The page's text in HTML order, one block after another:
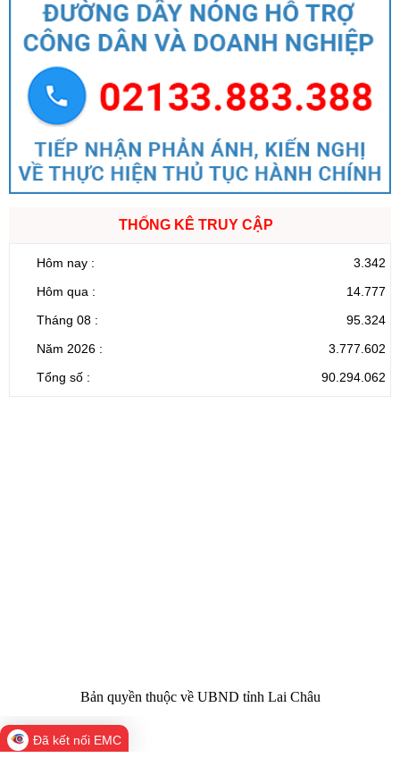
THỐNG KÊ TRUY CẬP
Hôm nay :
3.342
Hôm qua :
14.777
Tháng 08 :
95.324
Năm 2026 :
3.777.602
Tổng số :
90.294.062
Bản quyền thuộc về UBND tỉnh Lai Châu
Đã kết nối EMC